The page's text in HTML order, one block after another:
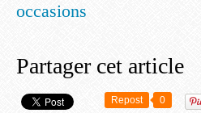
occasions
Partager cet article
Repost 0